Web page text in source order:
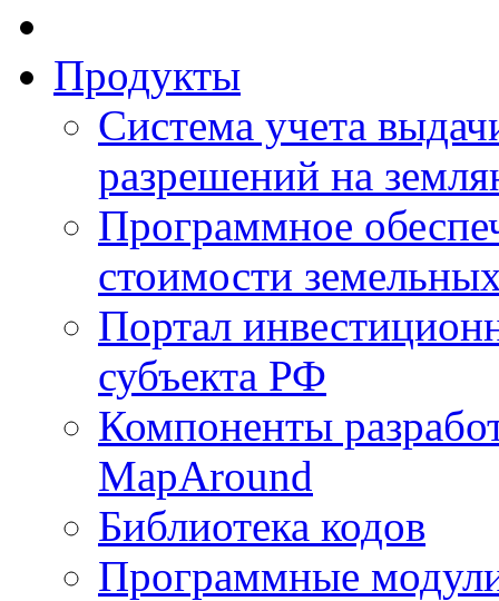
Продукты
Система учета
разрешений на
Программное
стоимости
Портал
субъекта РФ
Компоненты
MapAround
Библиотека кодов
Программные